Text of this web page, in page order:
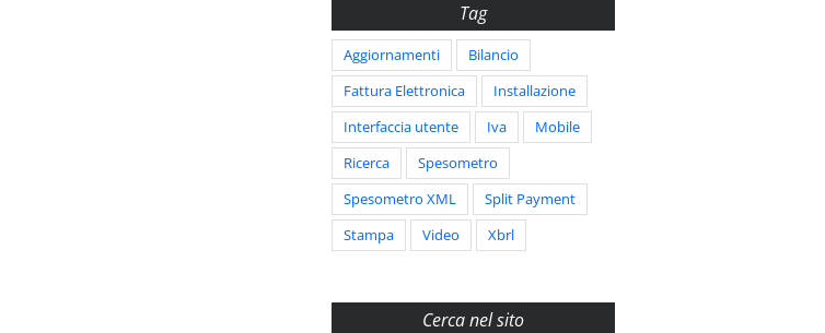
Tag
Aggiornamenti
Bilancio
Fattura Elettronica
Installazione
Interfaccia utente
Iva
Mobile
Ricerca
Spesometro
Spesometro XML
Split Payment
Stampa
Video Xbrl
Cerca nel sito